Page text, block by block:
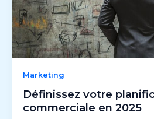
Marketing
Définissez votre
commerciale en 2025